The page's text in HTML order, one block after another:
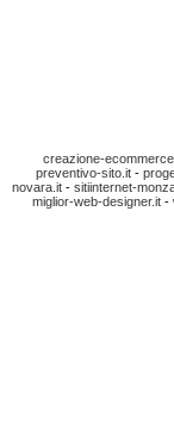
creazione-
preventivo-sito.it-
novara.it - sitiinternet-
miglior-web-designer.it -